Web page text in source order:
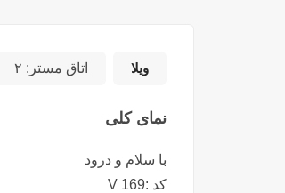
ویلا اتاق مستر: ۲
نمای کلی
با سلام و درود
کد :V 169